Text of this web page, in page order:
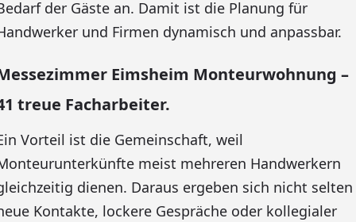
der Gäste an. Damit ist die Planung für
und Firmen dynamisch und anpassbar.
Eimsheim Monteurwohnung –
treue Facharbeiter.
Vorteil ist die Gemeinschaft, weil
meist mehreren Handwerkern
dienen. Daraus ergeben sich nicht selten
Kontakte, lockere Gespräche oder kollegialer